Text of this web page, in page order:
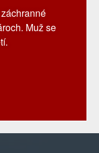
Muž se